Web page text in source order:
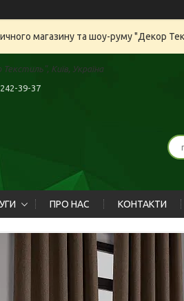
магазину та шоу-руму "Декор
Київ, Україна
242-39-37
ПРО НАС КОНТАКТИ